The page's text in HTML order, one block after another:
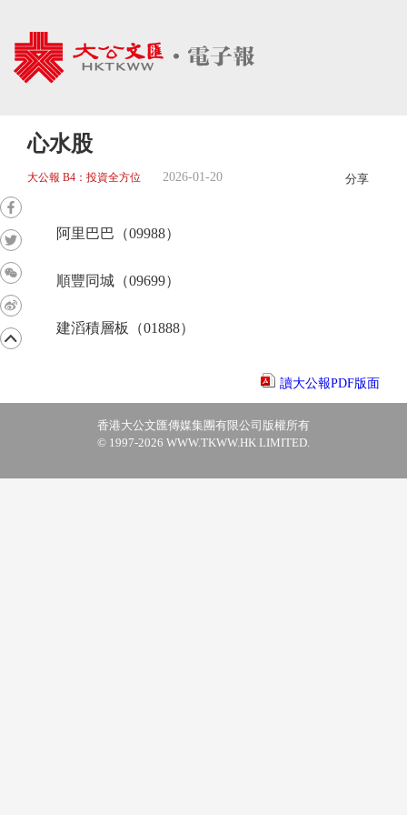
心水股
大公報 B4：投資全方位 2026-01-20 分享
阿里巴巴（09988）
順豐同城（09699）
建滔積層板（01888）
讀大公報PDF版面
香港大公文匯傳媒集團有限公司版權所有
© 1997-2026 WWW.TKWW.HK LIMITED.